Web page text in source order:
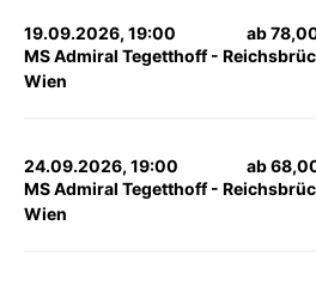
19.09.2026, 19:00
MS Admiral Tegetthoff -
Wien
ab
24.09.2026, 19:00
MS Admiral Tegetthoff -
Wien
ab